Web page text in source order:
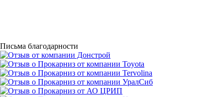
Письма благодарности